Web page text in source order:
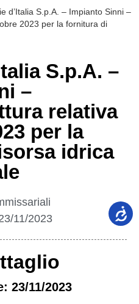
d’Italia S.p.A. – Impianto Sinni –
2023 per la fornitura di
S.p.A. –
–
relativa
per la
idrica
11/2023
23/11/2023